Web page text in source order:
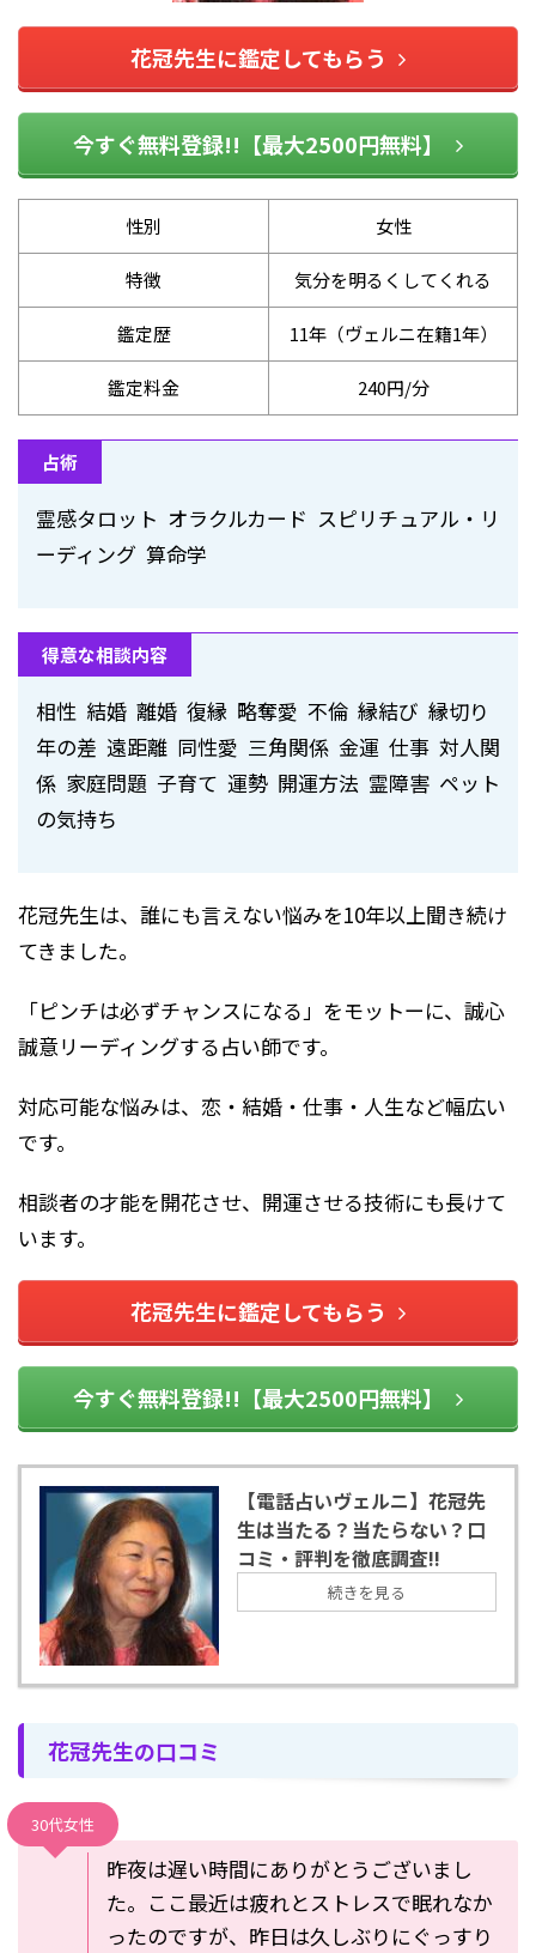
花冠先生に鑑定してもらう
今すぐ無料登録!!【最大2500円無料】
性別 女性
特徴 気分を明るくしてくれる
鑑定歴 11年（ヴェルニ在籍1年）
鑑定料金 240円/分
占術
霊感タロット オラクルカード スピリチュアル・リ
ーディング 算命学
得意な相談内容
相性 結婚 離婚 復縁 略奪愛 不倫 縁結び 縁切り
年の差 遠距離 同性愛 三角関係 金運 仕事 対人関
係 家庭問題 子育て 運勢 開運方法 霊障害 ペット
の気持ち
花冠先生は、誰にも言えない悩みを10年以上聞き続け
てきました。
「ピンチは必ずチャンスになる」をモットーに、誠心
誠意リーディングする占い師です。
対応可能な悩みは、恋・結婚・仕事・人生など幅広い
です。
相談者の才能を開花させ、開運させる技術にも長けて
います。
花冠先生に鑑定してもらう
今すぐ無料登録!!【最大2500円無料】
【電話占いヴェルニ】花冠先
生は当たる？当たらない？口
コミ・評判を徹底調査!!
続きを見る
花冠先生の口コミ
30代女性
昨夜は遅い時間にありがとうございまし
た。ここ最近は疲れとストレスで眠れなか
ったのですが、昨日は久しぶりにぐっすり